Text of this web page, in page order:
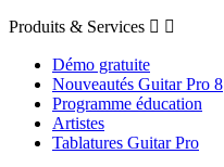
Produits & Services  
Démo gratuite
Nouveautés Guitar Pro 8
Programme éducation
Artistes
Tablatures Guitar Pro